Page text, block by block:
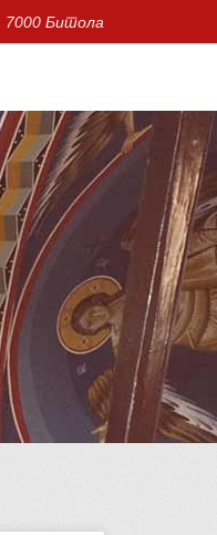
7000 Битола